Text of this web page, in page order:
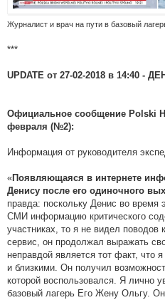
Журналист и врач на пути в базовый
***
UPDATE от 27-02-2018 в 14:40 -
Официальное сообщение Polski
февраля (№2):
Информация от руководителя
«Появляющаяся в интернете
Денису после его одиночного
правда: поскольку Денис во
СМИ информацию критического
участниках, то я не видел поводов
сервис, он продолжал выражать
неправдой является тот факт, что
и близкими. Он получил
которой воспользовался. Я лично
базовый лагерь Его Жену Ольгу.